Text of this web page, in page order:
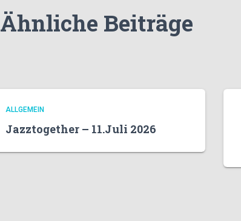
Ähnliche Beiträge
ALLGEMEIN
Jazztogether – 11.Juli 2026